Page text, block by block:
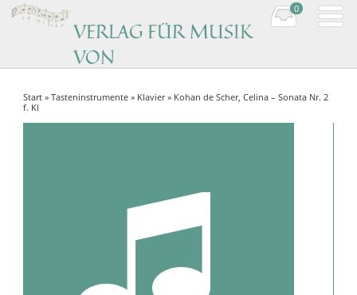
VERLAG FÜR MUSIK
VON
Music by women composers
0
Start »Tasteninstrumente » Klavier» Kohan de Scher, Celina – Sonata Nr. 2
f. Kl